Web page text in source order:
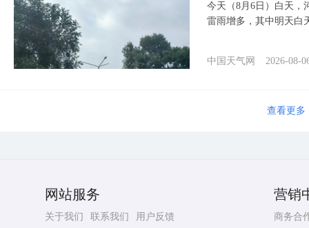
今天（8月6日）白天，
雷雨增多，其中明天白
中国天气网 2026-08-
查看更多
网站服务
关于我们 联系我们
用户反馈
营销
商务合